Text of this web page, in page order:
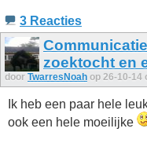
3 Reacties
zoektocht en
door TwarresNoah op 26-10-14
Ik heb een paar hele
ook een hele moeilijke